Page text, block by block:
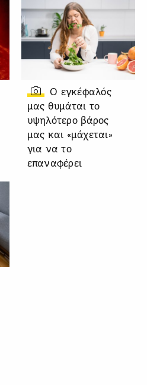
Ο εγκέφαλός
μας θυμάται το
υψηλότερο βάρος
μας και «μάχεται»
για να το
επαναφέρει